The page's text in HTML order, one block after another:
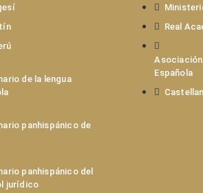
de la lengua
panhispánico de
panhispánico del
jurídico
Real
Asociación
Española